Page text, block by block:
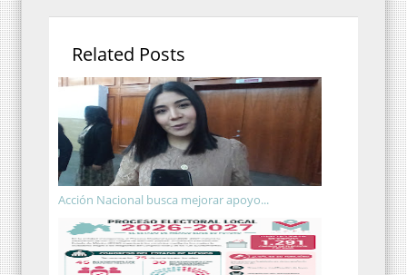
Related Posts
Acción Nacional busca mejorar apoyo...